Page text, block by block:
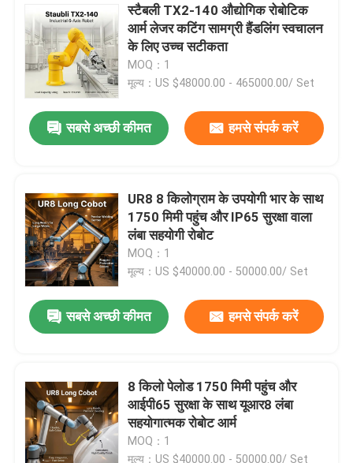
मानवरूपी रोबोट
दक्ष हाथ
स्टैबली TX2-140 औद्योगिक रोबोटिक
आर्म लेजर कटिंग सामग्री हैंडलिंग स्वचालन
के लिए उच्च सटीकता
MOQ：1
मूल्य：US $48000.00 - 465000.00/ Set
सबसे अच्छी कीमत हमसे संपर्क करें
UR8 8 किलोग्राम के उपयोगी भार के साथ
1750 मिमी पहुंच और IP65 सुरक्षा वाला
लंबा सहयोगी रोबोट
MOQ：1
मूल्य：US $40000.00 - 50000.00/ Set
सबसे अच्छी कीमत हमसे संपर्क करें
8 किलो पेलोड 1750 मिमी पहुंच और
आईपी65 सुरक्षा के साथ यूआर8 लंबा
सहयोगात्मक रोबोट आर्म
MOQ：1
मूल्य：US $40000.00 - 50000.00/ Set